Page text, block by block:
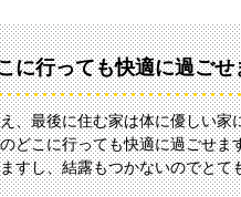
に行っても快適に過ごせ
、最後に住む家は体に優しい
どこに行っても快適に過ごせ
すし、結露もつかないのでとて